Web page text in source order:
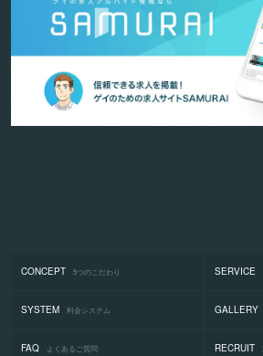
CONCEPT 5つのこだわり SERVICE
SYSTEM 料金システム GALLERY
FAQ よくあるご質問 RECRUIT